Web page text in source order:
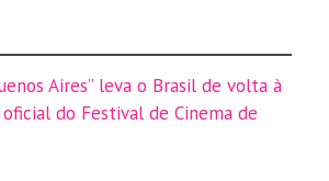
Aires” leva o Brasil de volta à
do Festival de Cinema de